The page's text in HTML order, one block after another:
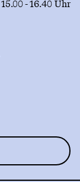
15.00 - 16.40 Uhr